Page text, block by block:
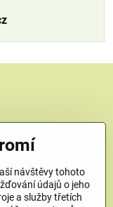
návštěvy tohoto
údajů o jeho
a služby třetích